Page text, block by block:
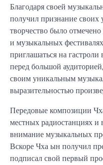
Благодаря своей
получил признание
творчество было
и музыкальных
приглашаться на
перед большой
своим уникальным
выразительностью
Передовые композиции
местных радиостанциях и
внимание музыкальных
Вскоре Чха ын получил
подписал свой первый